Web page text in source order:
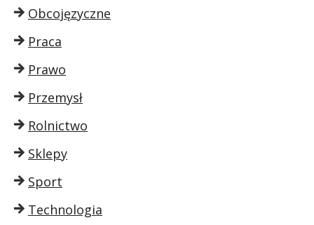
Obcojęzyczne
Praca
Prawo
Przemysł
Rolnictwo
Sklepy
Sport
Technologia